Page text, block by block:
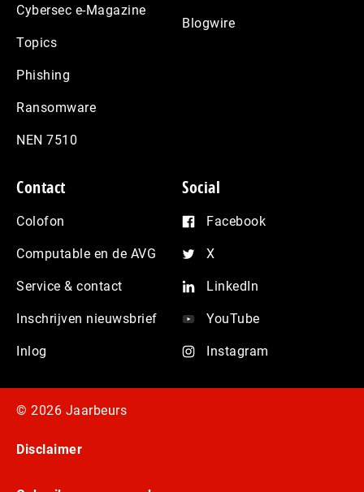
Cybersec e-Magazine
Topics
Phishing
Ransomware
NEN 7510
Blogwire
Contact
Colofon
Computable en de AVG
Service & contact
Inschrijven nieuwsbrief
Inlog
Social
Facebook
X
LinkedIn
YouTube
Instagram
© 2026 Jaarbeurs
Disclaimer